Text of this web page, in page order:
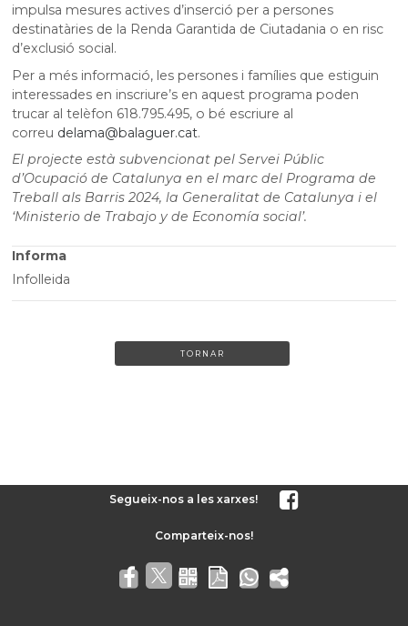
impulsa mesures actives d’inserció per a persones
destinatàries de la Renda Garantida de Ciutadania o en risc
d’exclusió social.
Per a més informació, les persones i famílies que estiguin
interessades en inscriure’s en aquest programa poden
trucar al telèfon 618.795.495, o bé escriure al
correu delama@balaguer.cat.
El projecte està subvencionat pel Servei Públic
d’Ocupació de Catalunya en el marc del Programa de
Treball als Barris 2024, la Generalitat de Catalunya i el
‘Ministerio de Trabajo y de Economía social’.
Informa
Infolleida
TORNAR
Segueix-nos a les xarxes!